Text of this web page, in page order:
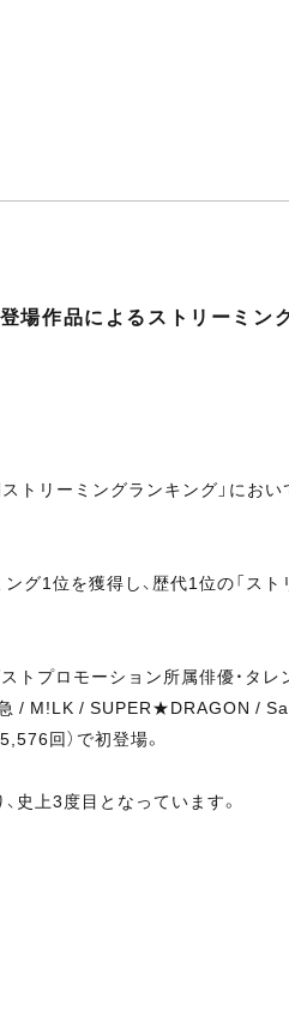
作品によるストリーミン
ストリーミングランキング」にお
1位を獲得し、歴代1位の「ス
トプロモーション所属俳優・タレ
急 / M!LK / SUPER★DRAGON /
回）で初登場。
史上3度目となっています。